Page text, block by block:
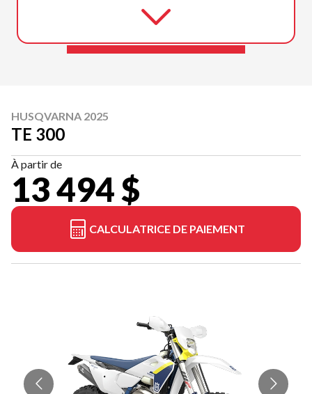
HUSQVARNA 2025
TE 300
À partir de
13 494 $
CALCULATRICE DE PAIEMENT